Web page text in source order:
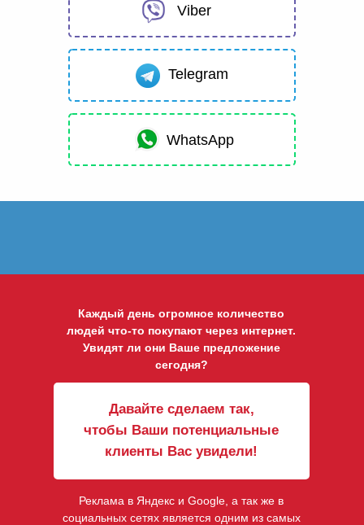
Viber
Telegram
WhatsApp
Каждый день огромное количество
людей что-то покупают через интернет.
Увидят ли они Ваше предложение
сегодня?
Реклама в Яндекс и Google, а так же в
социальных сетях является одним из самых
Давайте сделаем так,
чтобы Ваши потенциальные
клиенты Вас увидели!